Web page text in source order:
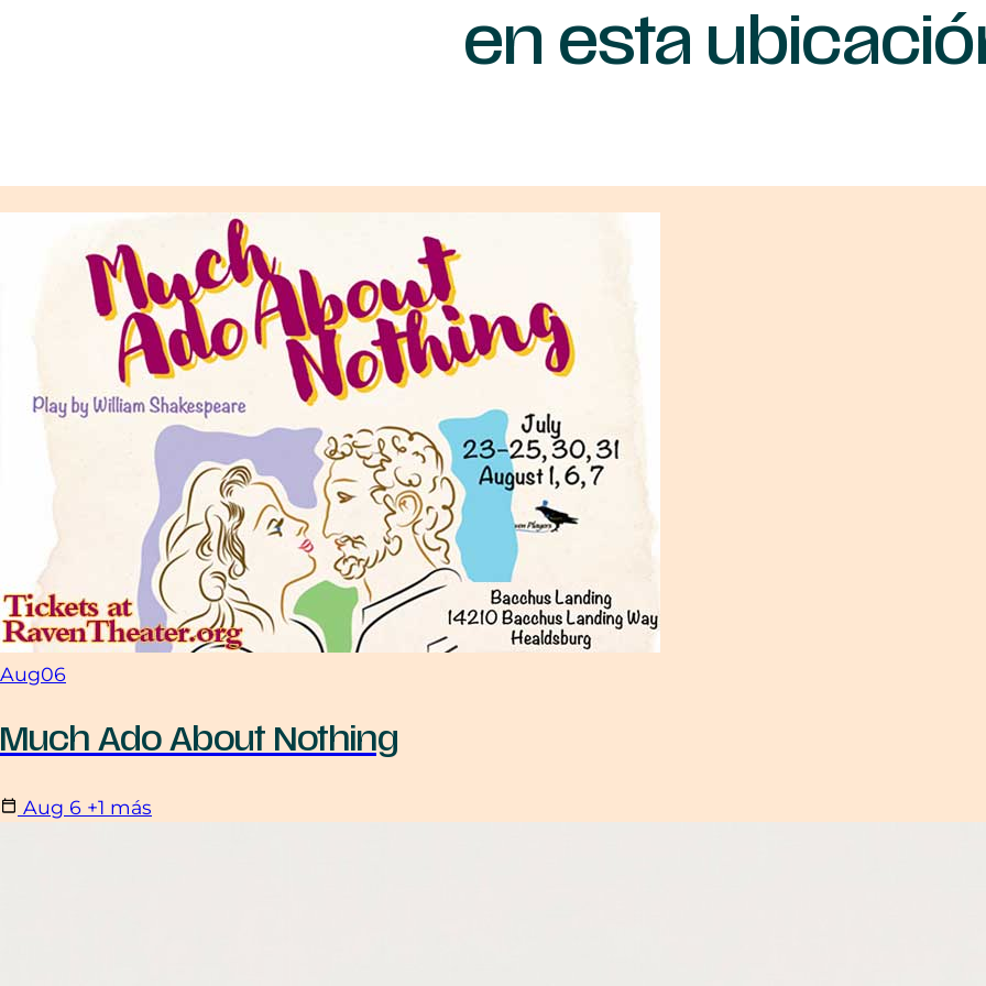
en esta
Aug06
Much Ado About Nothing
Aug 6 +1 más